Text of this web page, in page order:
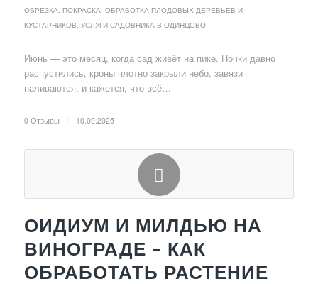
ОБРЕЗКА, ПОКРАСКА, ОБРАБОТКА ПЛОДОВЫХ ДЕРЕВЬЕВ И
КУСТАРНИКОВ УСЛУГИ САДОВНИКА В ОДИНЦОВО
Июнь — это месяц, когда сад живёт на пике. Почки давно
распустились, кроны плотно закрыли небо, завязи
наливаются, и кажется, что всё…
0 Отзывы 10.09.2025
ОИДИУМ И МИЛДЬЮ НА
ВИНОГРАДЕ – КАК
ОБРАБОТАТЬ РАСТЕНИЕ